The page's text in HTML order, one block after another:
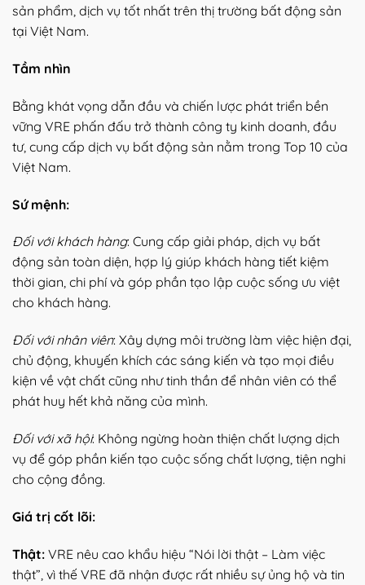
sản phẩm, dịch vụ tốt nhất trên thị trường bất động sản
tại Việt Nam.
Tầm nhìn
Bằng khát vọng dẫn đầu và chiến lược phát triển bền
vững VRE phấn đấu trở thành công ty kinh doanh, đầu
tư, cung cấp dịch vụ bất động sản nằm trong Top 10 của
Việt Nam.
Sứ mệnh:
Đối với khách hàng: Cung cấp giải pháp, dịch vụ bất
động sản toàn diện, hợp lý giúp khách hàng tiết kiệm
thời gian, chi phí và góp phần tạo lập cuộc sống ưu việt
cho khách hàng.
Đối với nhân viên: Xây dựng môi trường làm việc hiện đại,
chủ động, khuyến khích các sáng kiến và tạo mọi điều
kiện về vật chất cũng như tinh thần để nhân viên có thể
phát huy hết khả năng của mình.
Đối với xã hội: Không ngừng hoàn thiện chất lượng dịch
vụ để góp phần kiến tạo cuộc sống chất lượng, tiện nghi
cho cộng đồng.
Giá trị cốt lõi:
Thật: VRE nêu cao khẩu hiệu “Nói lời thật – Làm việc
thật”, vì thế VRE đã nhận được rất nhiều sự ủng hộ và tin